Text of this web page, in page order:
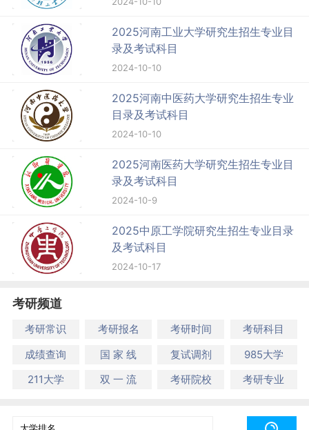
2025河南工业大学研究生招生专业目
录及考试科目
2024-10-10
2025河南中医药大学研究生招生专业
目录及考试科目
2024-10-10
2025河南医药大学研究生招生专业目
录及考试科目
2024-10-9
2025中原工学院研究生招生专业目录
及考试科目
2024-10-17
考研频道
考研常识 考研报名 考研时间
考研科目
成绩查询
国 家 线 复试调剂
985大学
211大学
双 一 流 考研院校 考研专业